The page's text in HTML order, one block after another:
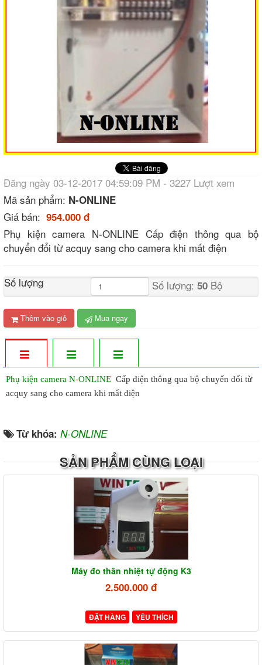
Đăng ngày 03-12-2017 04:59:09 PM - 3227 Lượt xem
Mã sản phẩm: N-ONLINE
Giá bán: 954.000 đ
Phụ kiện camera N-ONLINE Cấp điện thông qua bộ
chuyển đổi từ acquy sang cho camera khi mất điện
Số lượng Số lượng: 50Bộ
Thêm vào giỏ Mua ngay
Phụ kiện camera N-ONLINE Cấp điện thông qua bộ chuyển đổi từ
acquy sang cho camera khi mất điện
Từ khóa: N-ONLINE
SẢN PHẨM CÙNG LOẠI
Máy đo thân nhiệt tự động K3
2.500.000 đ
ĐẶT HÀNG YÊU THÍCH